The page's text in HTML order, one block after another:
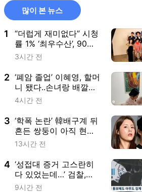
많이 본 뉴스
1
“더럽게 재미없다” 시청
률 1% ‘최우수산’, 90도
사과 이어 추가연장 소
3시간 전
2 ‘폐암 졸업’ 이혜영, 할머
니 됐다..손녀랑 배깔고
누워 “사랑해”
4시간 전
3 ‘학폭 논란’ 韓배구계 뒤
흔든 쌍둥이 아직 현역
이다! 나란히 아제르바
밥 확정
13시간 전
4 ‘성접대 증거 고스란히
다 있었는데…’ 검찰,
2011년 축구협회 성접
9시간 전